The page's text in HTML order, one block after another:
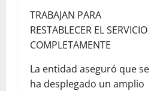
TRABAJAN PARA
RESTABLECER EL SERVICIO
COMPLETAMENTE
La entidad aseguró que se
ha desplegado un amplio